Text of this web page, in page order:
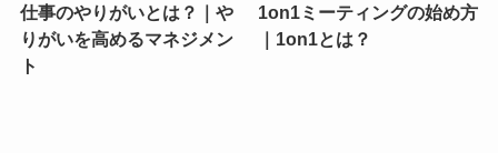
仕事のやりがいとは？｜や
りがいを高めるマネジメン
ト
1on1ミーティングの始め方
｜1on1とは？